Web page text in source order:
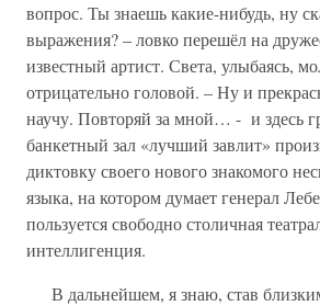
вопрос. Ты знаешь какие-нибудь, ну
выражения? – ловко перешёл на
известный артист. Света, улыбаясь,
отрицательно головой. – Ну и
научу. Повторяй за мной… - и здесь
банкетный зал «лучший завлит»
диктовку своего нового знакомого
языка, на котором думает генерал
пользуется свободно столичная
интеллигенция.
В дальнейшем, я знаю, став